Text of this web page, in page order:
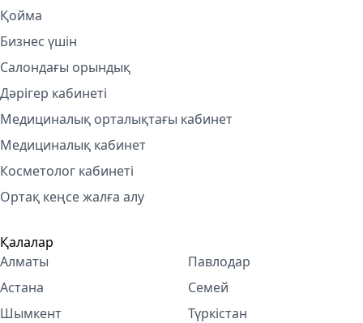
Қойма
Бизнес үшін
Салондағы орындық
Дәрігер кабинеті
Медициналық орталықтағы кабинет
Медициналық кабинет
Косметолог кабинетi
Ортақ кеңсе жалға алу
Қалалар
Алматы
Астана
Шымкент
Павлодар
Семей
Түркістан